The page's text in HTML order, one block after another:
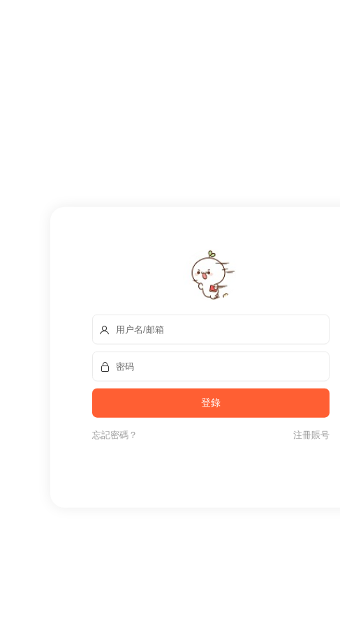
忘記密碼？ 注冊賬号